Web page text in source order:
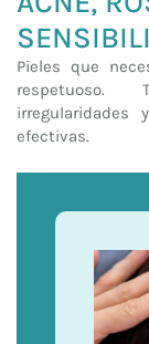
Pieles que
respetuoso.
efectivas.